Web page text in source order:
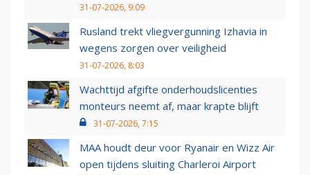
31-07-2026, 9:09
Rusland trekt vliegvergunning Izhavia in
wegens zorgen over veiligheid
31-07-2026, 8:03
Wachttijd afgifte onderhoudslicenties
monteurs neemt af, maar krapte blijft
31-07-2026, 7:15
MAA houdt deur voor Ryanair en Wizz Air
open tijdens sluiting Charleroi Airport